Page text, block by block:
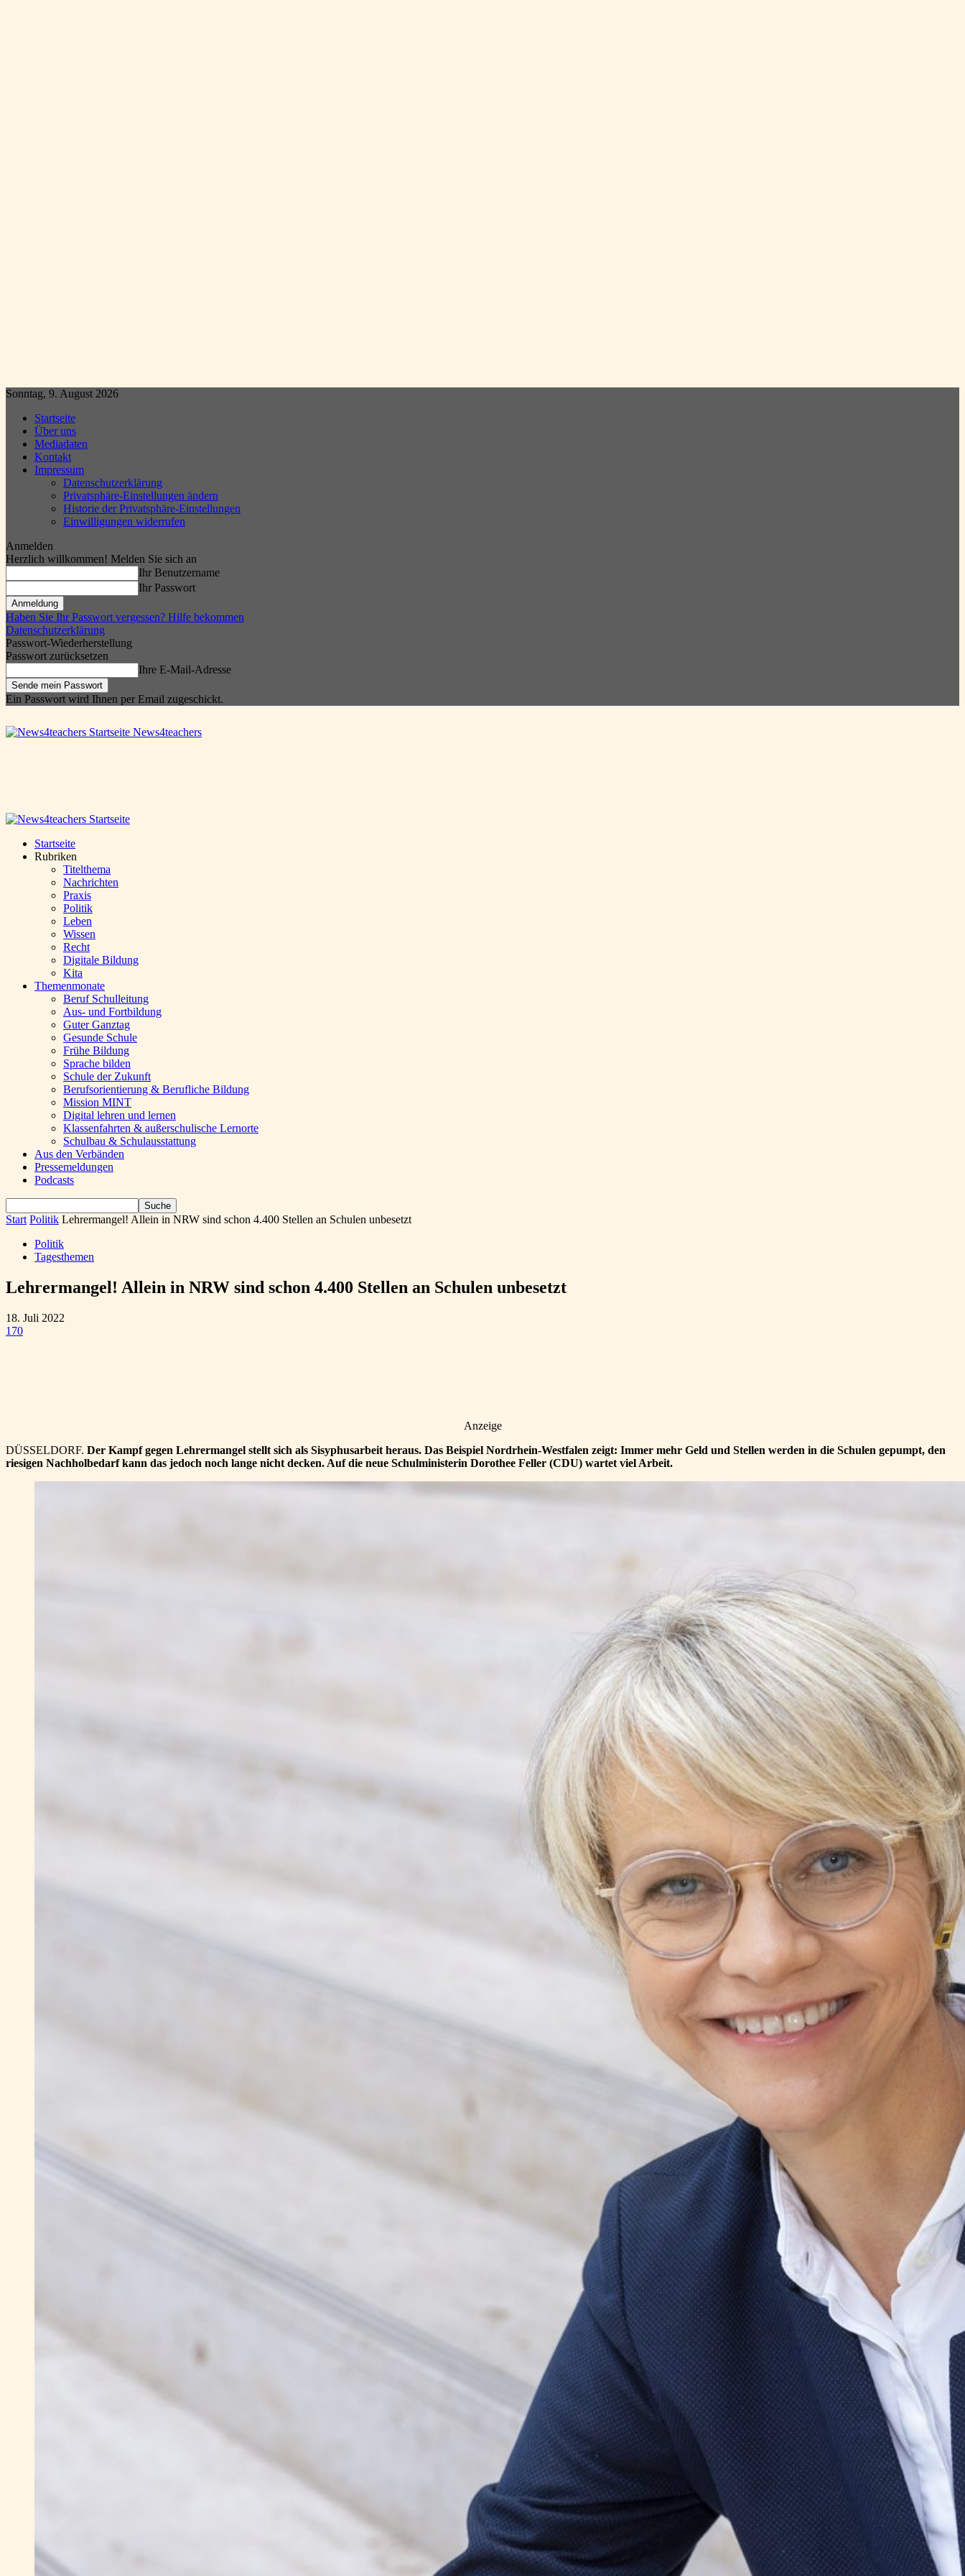
Sonntag, 9. August 2026
Startseite
Über uns
Mediadaten
Kontakt
Impressum
Datenschutzerklärung
Privatsphäre-Einstellungen ändern
Historie der Privatsphäre-Einstellungen
Einwilligungen widerrufen
Anmelden
Herzlich willkommen! Melden Sie sich an
Ihr Benutzername
Ihr Passwort
Haben Sie Ihr Passwort vergessen? Hilfe bekommen
Datenschutzerklärung
Passwort-Wiederherstellung
Passwort zurücksetzen
Ihre E-Mail-Adresse
Ein Passwort wird Ihnen per Email zugeschickt.
News4teachers
Startseite
Rubriken
Titelthema
Nachrichten
Praxis
Politik
Leben
Wissen
Recht
Digitale Bildung
Kita
Themenmonate
Beruf Schulleitung
Aus- und Fortbildung
Guter Ganztag
Gesunde Schule
Frühe Bildung
Sprache bilden
Schule der Zukunft
Berufsorientierung & Berufliche Bildung
Mission MINT
Digital lehren und lernen
Klassenfahrten & außerschulische Lernorte
Schulbau & Schulausstattung
Aus den Verbänden
Pressemeldungen
Podcasts
Start Politik Lehrermangel! Allein in NRW sind schon 4.400 Stellen an Schulen unbesetzt
Politik
Tagesthemen
Lehrermangel! Allein in NRW sind schon 4.400 Stellen an Schulen unbesetzt
18. Juli 2022
170
Anzeige
DÜSSELDORF. Der Kampf gegen Lehrermangel stellt sich als Sisyphusarbeit heraus. Das Beispiel Nordrhein-Westfalen zeigt: Immer mehr Geld und Stellen werden in die Schulen gepumpt, den
riesigen Nachholbedarf kann das jedoch noch lange nicht decken. Auf die neue Schulministerin Dorothee Feller (CDU) wartet viel Arbeit.